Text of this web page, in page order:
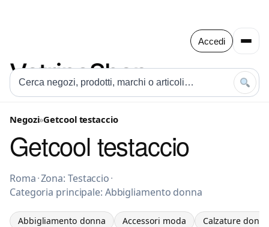
Accedi
Negozi»Getcool testaccio
Getcool testaccio
Abbigliamento donna a Roma
Roma·Zona: Testaccio·
Categoria principale: Abbigliamento donna
Abbigliamento donna Accessori moda Calzature donna